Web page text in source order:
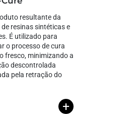
resultante da
resinas sintéticas e
É utilizado para
o processo de cura
fresco, minimizando a
descontrolada
pela retração do
+